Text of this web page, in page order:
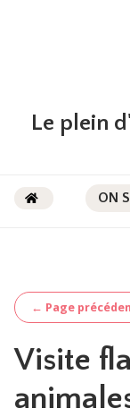
Le plein
ON
← Page
Visite